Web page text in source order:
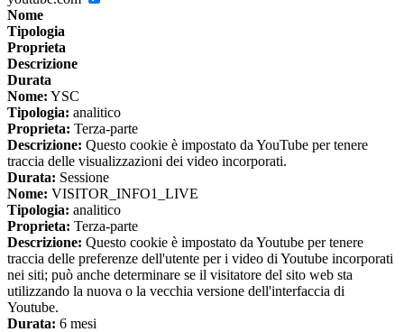
Nome
Tipologia
Proprieta
Descrizione
Durata
Nome: YSC
Tipologia: analitico
Proprieta: Terza-parte
Descrizione: Questo cookie è impostato da YouTube per tenere
traccia delle visualizzazioni dei video incorporati.
Durata: Sessione
Nome: VISITOR_INFO1_LIVE
Tipologia: analitico
Proprieta: Terza-parte
Descrizione: Questo cookie è impostato da Youtube per tenere
traccia delle preferenze dell'utente per i video di Youtube incorporati
nei siti; può anche determinare se il visitatore del sito web sta
utilizzando la nuova o la vecchia versione dell'interfaccia di
Youtube.
Durata: 6 mesi